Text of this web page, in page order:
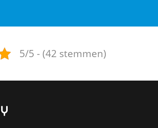
5/5 - (42 stemmen)